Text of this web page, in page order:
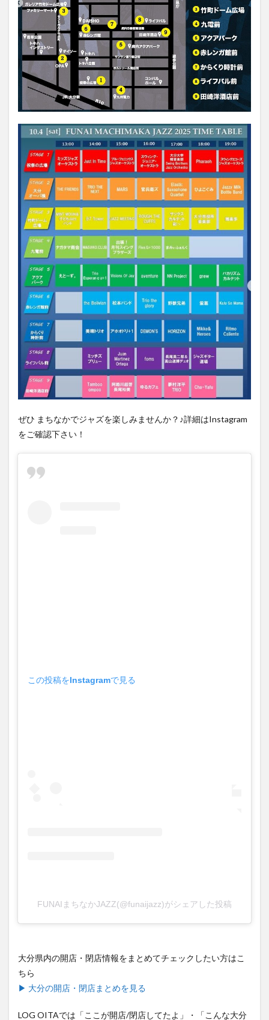
ぜひ まちなかでジャズを楽しみませんか？♪詳細はInstagram
をご確認下さい！
この投稿をInstagramで見る
FUNAIまちなかJAZZ(@funaijazz)がシェアした投稿
大分県内の開店・閉店情報をまとめてチェックしたい方はこ
ちら
▶ 大分の開店・閉店まとめを見る
LOG OITAでは「ここが開店/閉店してたよ」・「こんな大分
庄内町カフェ
府内 投票 挾間町
新幹線
日出 日出町 日田市
昆虫食
明豊
書店 期間限定 本
杵築市
津久見市
海開き 温泉 湧水
滝
漢方 炭火焼き 焼き菓子
犬
玖珠郡
由布市 由布院
石仏
磨崖仏
祝祭の広場 神社 祭り
秋
移転
竹田 竹田市 竹田市ディナー
紅葉
絵本
自動販売機 自転車 臼杵市
舞台
芋
花 茶碗蒸し 蕎麦
虹
衆議院選挙
複合公共施設 観光
観光スポット
話題
豊後大野 豊後大野市
豊後高田市
買い物
車 農業文化公園
道の駅
鉄道ジオラマ
閉店 閉院
開店閉店まとめ
開院 韓国
韓国料理
音楽
飛行機 飲み物 高崎山 鰻